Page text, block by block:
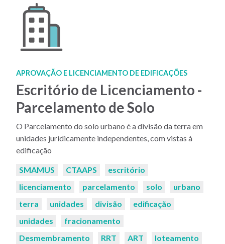
APROVAÇÃO E LICENCIAMENTO DE EDIFICAÇÕES
Escritório de Licenciamento -
Parcelamento de Solo
O Parcelamento do solo urbano é a divisão da terra em
unidades juridicamente independentes, com vistas à
edificação
Palavras-
SMAMUS CTAAPS
escritório
licenciamento
parcelamento solo
urbano
terra
unidades divisão
edificação
unidades
fracionamento
Desmembramento
RRT ART
loteamento